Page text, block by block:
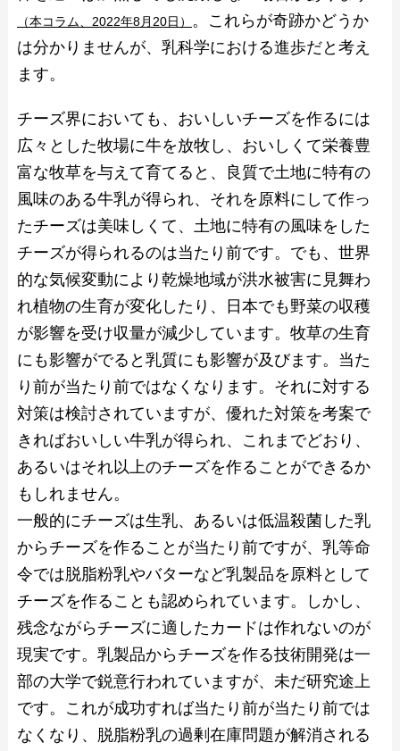
（本コラム、2022年8月20日）
。これらが奇跡かどうか
は分かりませんが、乳科学における進歩だと考え
ます。
チーズ界においても、おいしいチーズを作るには
広々とした牧場に牛を放牧し、おいしくて栄養豊
富な牧草を与えて育てると、良質で土地に特有の
風味のある牛乳が得られ、それを原料にして作っ
たチーズは美味しくて、土地に特有の風味をした
チーズが得られるのは当たり前です。でも、世界
的な気候変動により乾燥地域が洪水被害に見舞わ
れ植物の生育が変化したり、日本でも野菜の収穫
が影響を受け収量が減少しています。牧草の生育
にも影響がでると乳質にも影響が及びます。当た
り前が当たり前ではなくなります。それに対する
対策は検討されていますが、優れた対策を考案で
きればおいしい牛乳が得られ、これまでどおり、
あるいはそれ以上のチーズを作ることができるか
もしれません。
一般的にチーズは生乳、あるいは低温殺菌した乳
からチーズを作ることが当たり前ですが、乳等命
令では脱脂粉乳やバターなど乳製品を原料として
チーズを作ることも認められています。しかし、
残念ながらチーズに適したカードは作れないのが
現実です。乳製品からチーズを作る技術開発は一
部の大学で鋭意行われていますが、未だ研究途上
です。これが成功すれば当たり前が当たり前では
なくなり、脱脂粉乳の過剰在庫問題が解消される